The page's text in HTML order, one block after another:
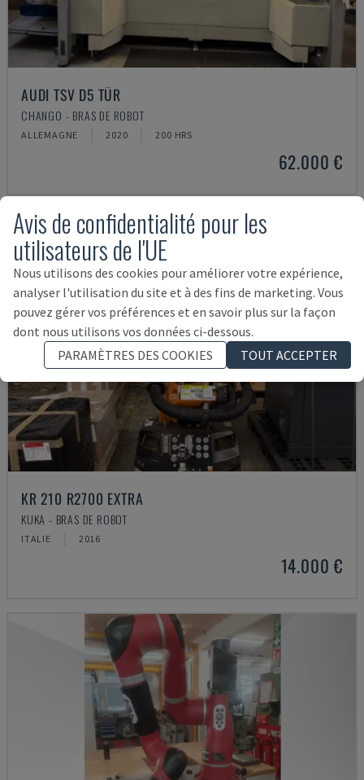
AUDI TSV D5 TÜR
CHANGO - BRAS DE ROBOT
ALLEMAGNE 2020 200 HRS
62.000 €
KR 210 R2700 EXTRA
KUKA - BRAS DE ROBOT
ITALIE 2016
14.000 €
Avis de confidentialité pour les
utilisateurs de l'UE
Nous utilisons des cookies pour améliorer votre expérience,
analyser l'utilisation du site et à des fins de marketing. Vous
pouvez gérer vos préférences et en savoir plus sur la façon
dont nous utilisons vos données ci-dessous.
PARAMÈTRES DES COOKIES
TOUT ACCEPTER